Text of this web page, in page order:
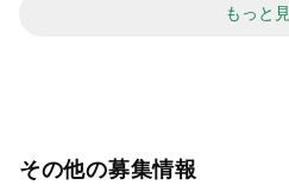
もっと
その他の募集情報